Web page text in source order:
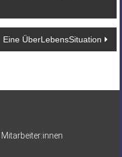
Eine ÜberLebensSituation
Mitarbeiter:innen